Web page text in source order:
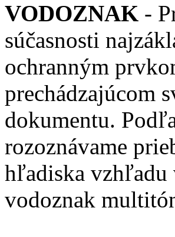
VODOZNAK -
súčasnosti
ochranným
prechádzajúcom
dokumentu.
rozoznávame
hľadiska vzhľadu
vodoznak